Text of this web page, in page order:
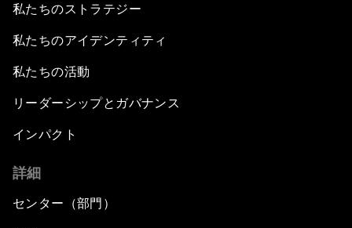
私たちのストラテジー
私たちのアイデンティティ
私たちの活動
リーダーシップとガバナンス
インパクト
詳細
センター（部門）